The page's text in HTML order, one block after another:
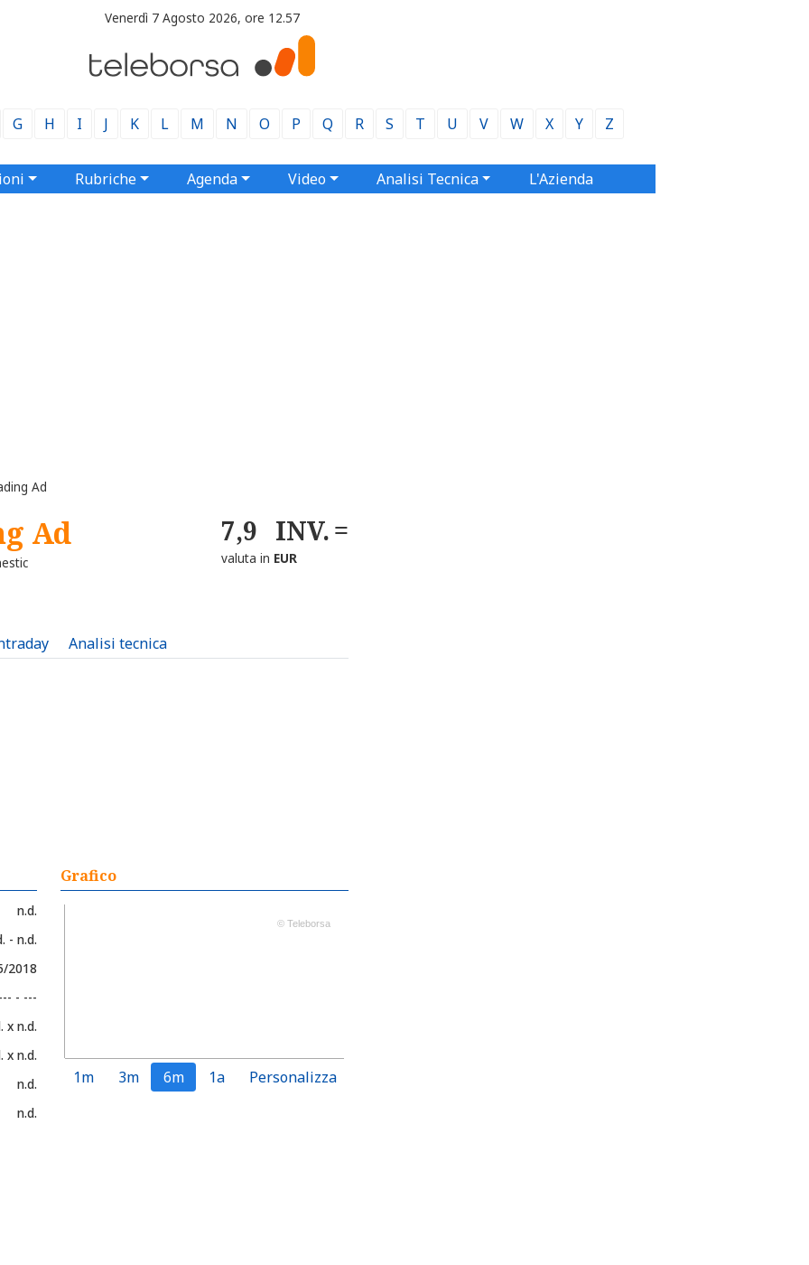
Venerdì 7 Agosto 2026, ore 12.57
G H I J K L M N O P Q R S T U V W X Y Z
Rubriche Agenda Video Analisi Tecnica L'Azienda
Ad
Ad 7,9 INV.
valuta in EUR
Analisi tecnica
n.d.
- n.d.
2018
- ---
x n.d.
x n.d.
n.d.
n.d.
Grafico
© Teleborsa
1m 3m 6m 1a Personalizza